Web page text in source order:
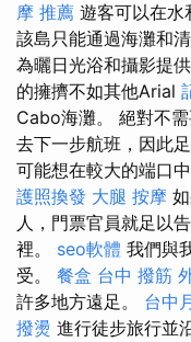
摩 推薦 遊客可以在水
該島只能通過海灘和
為曬日光浴和攝影提
的擁擠不如其他Arial
Cabo海灘。 絕對不
去下一步航班，因此
可能想在較大的端口
護照換發 大腿 按摩
人，門票官員就足以
裡。 seo軟體 我們與
受。 餐盒 台中 撥筋
許多地方遠足。 台中
撥燙 進行徒步旅行並